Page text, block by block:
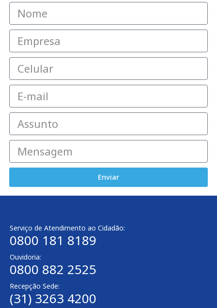
Enviar
Serviço de Atendimento ao Cidadão:
0800 181 8189
Ouvidoria:
0800 882 2525​
Recepção Sede:
(31) 3263 4200